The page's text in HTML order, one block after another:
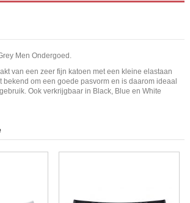
Men Ondergoed.
van een zeer fijn katoen met een kleine elastaan
bekend om een goede pasvorm en is daarom ideaal
Ook verkrijgbaar in Black, Blue en White